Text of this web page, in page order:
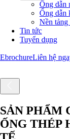
Ống dẫn
Ống dẫn
Nền
Tin tức
Tuyển dụng
EbrochureLiên hệ
SẢN PHẨM
ỐNG THÉP